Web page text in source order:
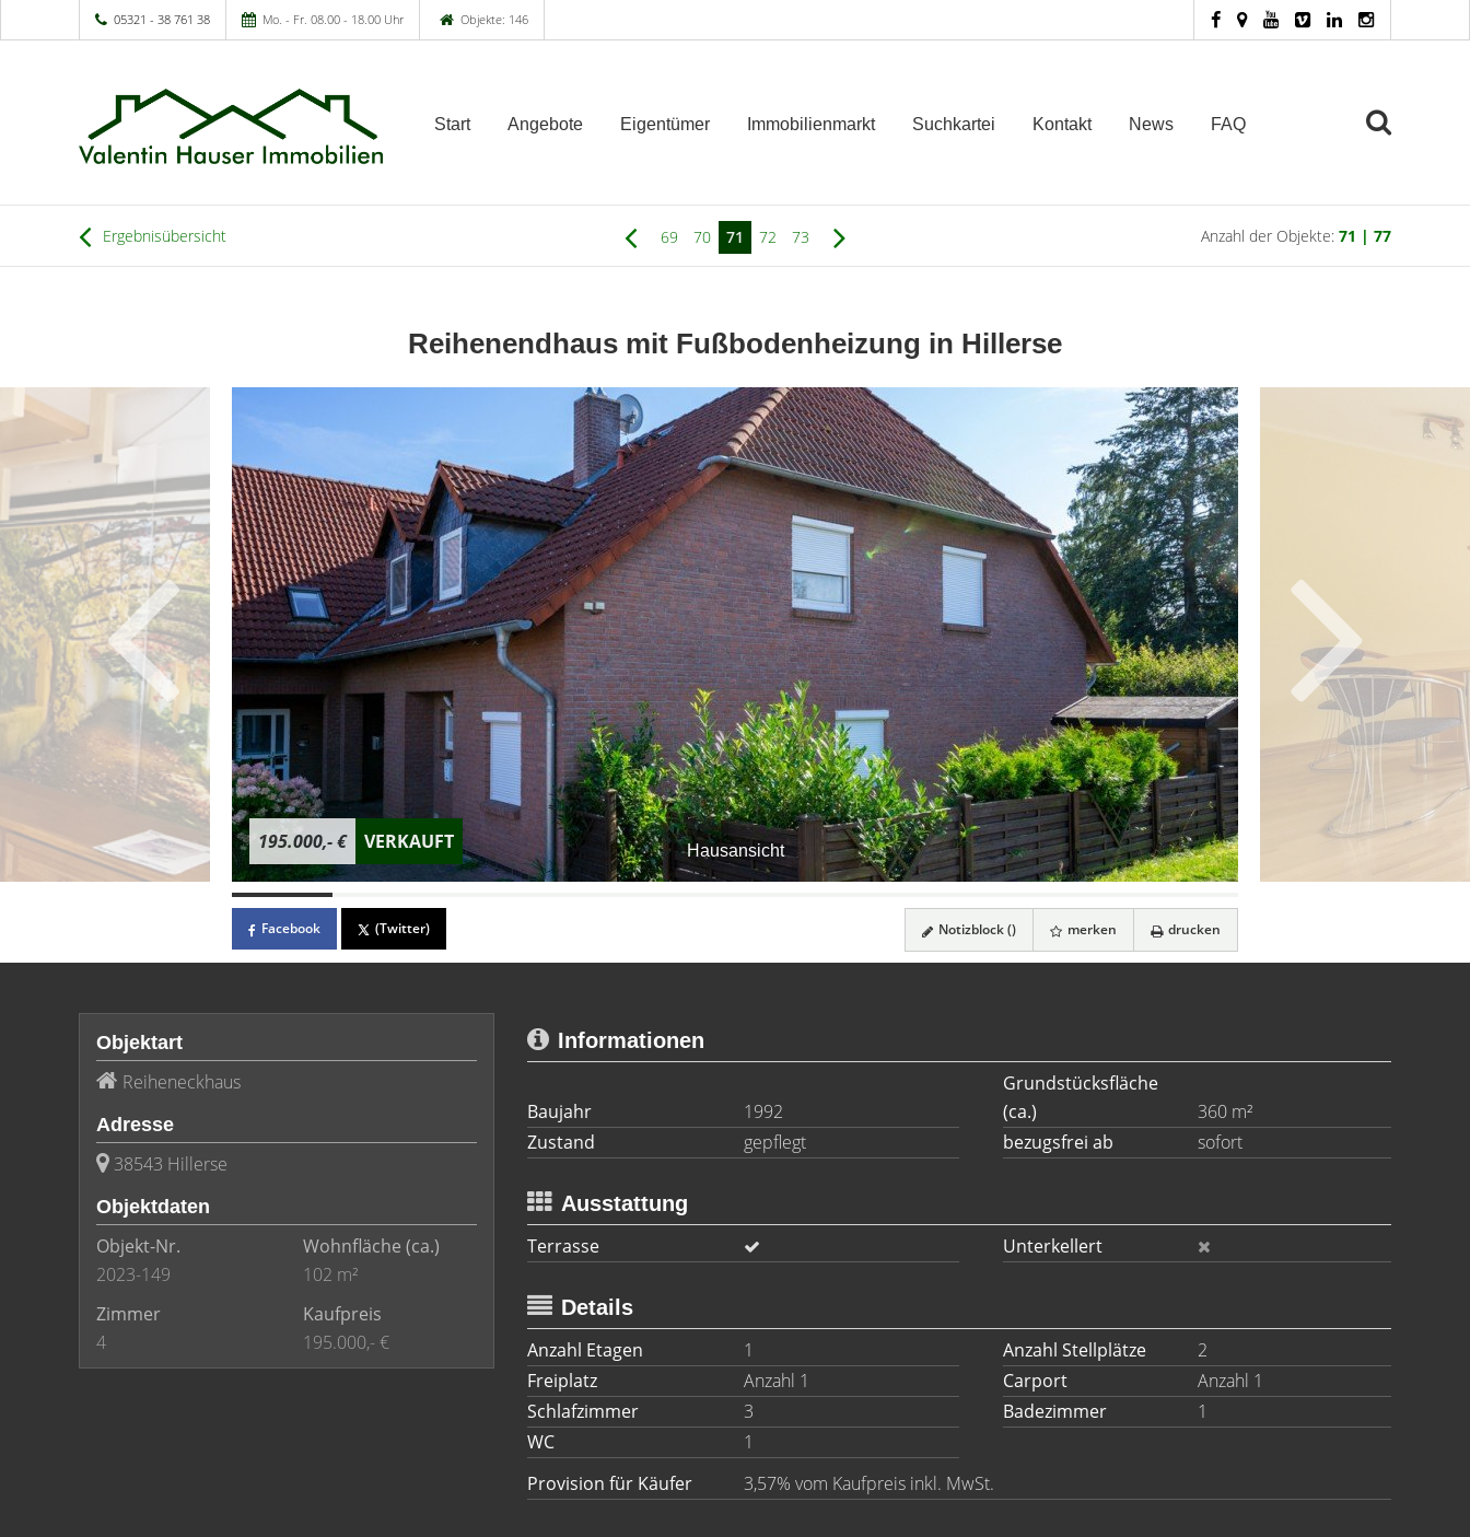
05321 - 38 761 38 Mo. - Fr. 08.00 - 18.00 Uhr Objekte: 146
Start Angebote Eigentümer Immobilienmarkt Suchkartei Kontakt News FAQ
Ergebnisübersicht 69 70 71 72 73 Anzahl der Objekte: 71 | 77
Reihenendhaus mit Fußbodenheizung in Hillerse
Hausansicht
195.000,- € VERKAUFT
Facebook (Twitter) Notizblock () merken drucken
Objektart
Reiheneckhaus
Adresse
38543 Hillerse
Objektdaten
Objekt-Nr.
2023-149
Wohnfläche (ca.)
102 m²
Zimmer
4
Kaufpreis
195.000,- €
Informationen
Baujahr 1992
Grundstücksfläche
(ca.)
360 m²
Zustand
gepflegt bezugsfrei ab sofort
Ausstattung
Terrasse
Unterkellert
Details
Anzahl Etagen
1 Anzahl Stellplätze
2
Freiplatz
Anzahl 1 Carport
Anzahl 1
Schlafzimmer
3 Badezimmer
1
WC
1
Provision für Käufer
3,57% vom Kaufpreis inkl. MwSt.